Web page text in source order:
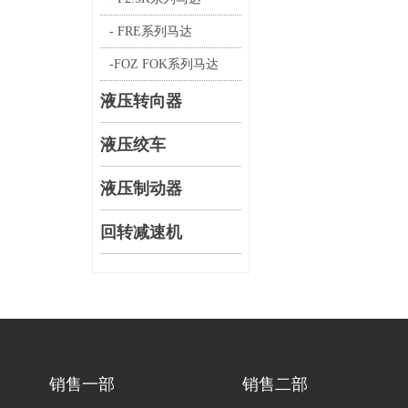
- FRE系列马达
-FOZ FOK系列马达
液压转向器
液压绞车
液压制动器
回转减速机
销售一部 销售二部